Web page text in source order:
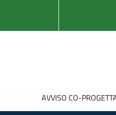
AVVISO CO-